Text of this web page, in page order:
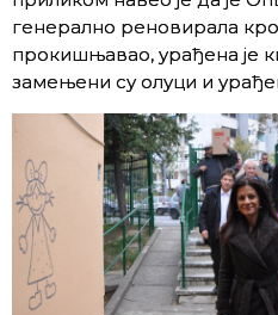
генерално реновирала
прокишњавао, урађена је
замењени су олуци и